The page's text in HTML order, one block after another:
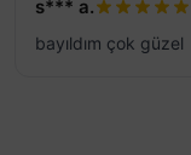
s*** a.
bayıldım çok güzel